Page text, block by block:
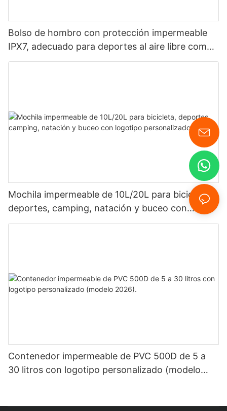
Bolso de hombro con protección impermeable
IPX7, adecuado para deportes al aire libre como
descenso de ríos, rafting, exploración de cuevas,
Mochila impermeable de 10L/20L para bicicleta,
deportes, camping, natación y buceo con
logotipo personalizado.
Contenedor impermeable de PVC 500D de 5 a
30 litros con logotipo personalizado (modelo